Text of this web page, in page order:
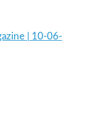
| 10-06-